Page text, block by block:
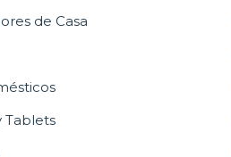
de Casa
Tablets